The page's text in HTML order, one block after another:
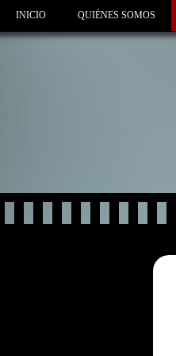
INICIO QUIÉNES SOMOS